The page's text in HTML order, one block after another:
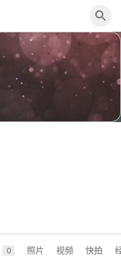
0 照片 视频 快拍